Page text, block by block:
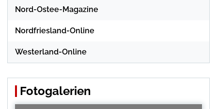
Nord-Ostee-Magazine
Nordfriesland-Online
Westerland-Online
Fotogalerien